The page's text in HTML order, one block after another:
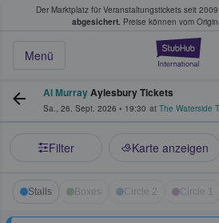
Der Marktplatz für Veranstaltungstickets seit 2009.
abgesichert. Preise können vom
Menü
Tickets kaufen &
Al MurrayAylesbury Tickets
Sa., 26. Sept. 2026 • 19:30 at The Waterside
Filter Karte anzeigen
Stalls Boxes Circle 2 Circle 1